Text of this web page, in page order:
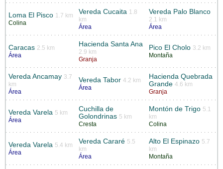
Loma El Pisco 1.7 km
Colina
Vereda Cucaita 1.8
km
Área
Vereda Palo Blanco
2.1 km
Área
Caracas 2.5 km
Área
Hacienda Santa Ana
2.9 km
Granja
Pico El Cholo 3.2 km
Montaña
Vereda Ancamay 3.7
km
Área
Vereda Tabor 4.2 km
Área
Hacienda Quebrada
Grande 4.6 km
Granja
Vereda Varela 5 km
Área
Cuchilla de
Golondrinas 5 km
Cresta
Montón de Trigo 5.1
km
Colina
Vereda Varela 5.4 km
Área
Vereda Cararé 5.5
km
Área
Alto El Espinazo 5.7
km
Montaña